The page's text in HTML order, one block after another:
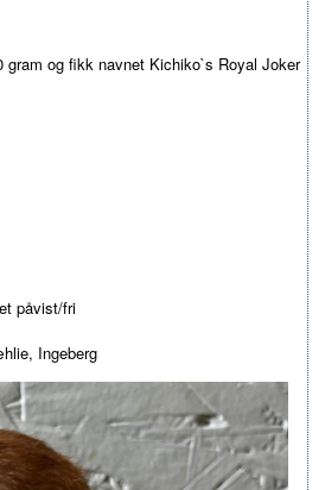
gram og fikk navnet Kichiko`s Royal Joker
påvist/fri
Ingeberg